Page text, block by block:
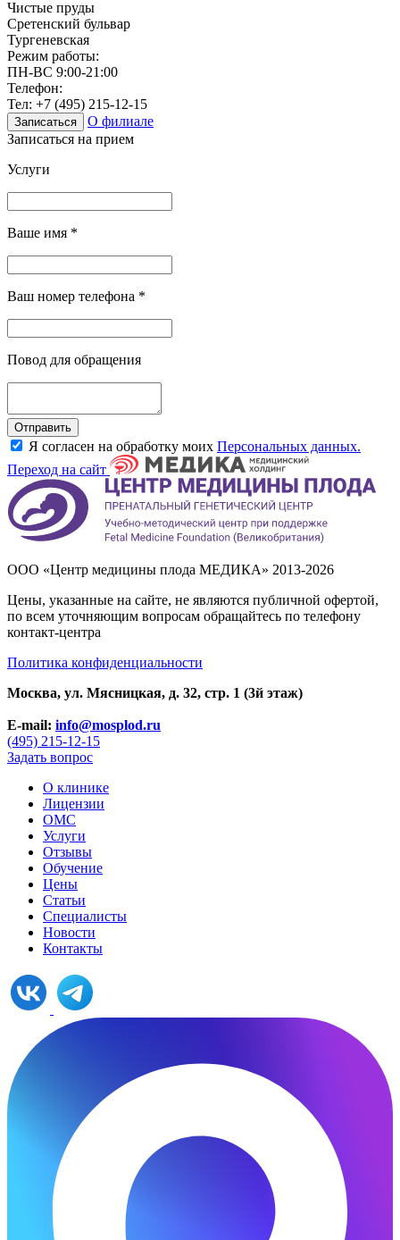
Чистые пруды
Сретенский бульвар
Тургеневская
Режим работы:
ПН-ВС 9:00-21:00
Телефон:
Тел: +7 (495) 215-12-15
Записаться
О филиале
Записаться на прием
Услуги
Ваше имя *
Ваш номер телефона *
Повод для обращения
Отправить
Я согласен на обработку моих Персональных данных.
Переход на сайт
ООО «Центр медицины плода МЕДИКА» 2013-2026
Цены, указанные на сайте, не являются публичной офертой,
по всем уточняющим вопросам обращайтесь по телефону
контакт-центра
Политика конфиденциальности
Москва, ул. Мясницкая, д. 32, стр. 1 (3й этаж)
E-mail: info@mosplod.ru
(495) 215-12-15
Задать вопрос
О клинике
Лицензии
ОМС
Услуги
Отзывы
Обучение
Цены
Статьи
Специалисты
Новости
Контакты